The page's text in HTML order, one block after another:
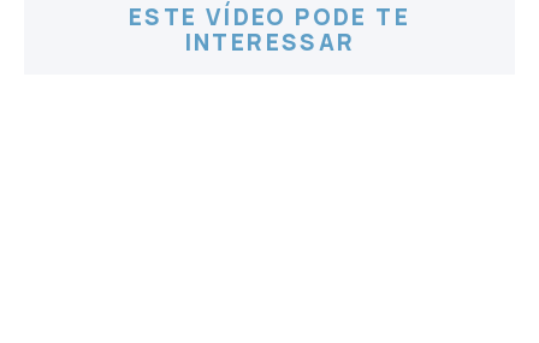
ESTE VÍDEO PODE TE
INTERESSAR